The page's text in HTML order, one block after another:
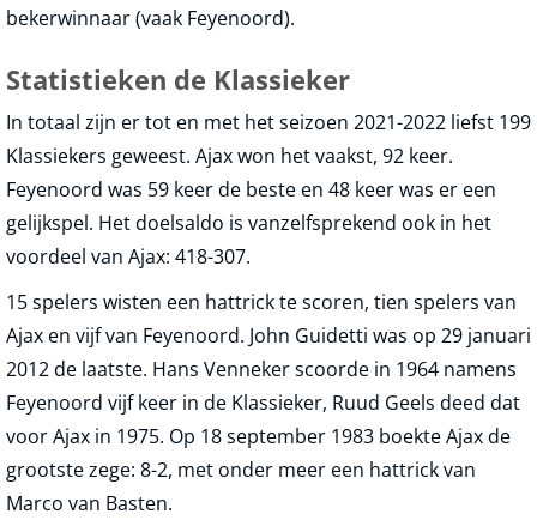
bekerwinnaar (vaak Feyenoord).
Statistieken de Klassieker
In totaal zijn er tot en met het seizoen 2021-2022 liefst 199
Klassiekers geweest. Ajax won het vaakst, 92 keer.
Feyenoord was 59 keer de beste en 48 keer was er een
gelijkspel. Het doelsaldo is vanzelfsprekend ook in het
voordeel van Ajax: 418-307.
15 spelers wisten een hattrick te scoren, tien spelers van
Ajax en vijf van Feyenoord. John Guidetti was op 29 januari
2012 de laatste. Hans Venneker scoorde in 1964 namens
Feyenoord vijf keer in de Klassieker, Ruud Geels deed dat
voor Ajax in 1975. Op 18 september 1983 boekte Ajax de
grootste zege: 8-2, met onder meer een hattrick van
Marco van Basten.